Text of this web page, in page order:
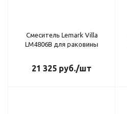
Смеситель Lemark Villa
LM4806B для раковины
21 325 руб./шт